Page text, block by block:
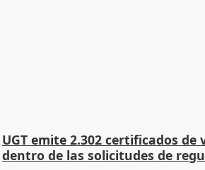
UGT emite 2.302 certificados
dentro de las solicitudes de